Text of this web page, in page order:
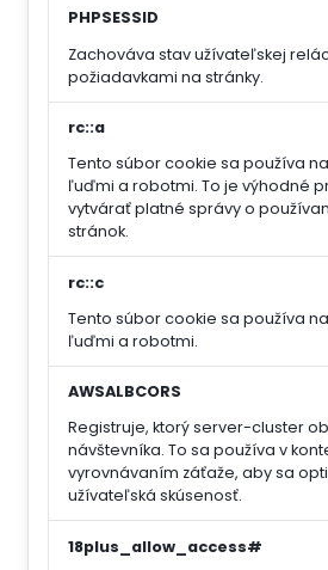
PHPSESSID
Zachováva stav užívateľskej
požiadavkami na stránky.
rc::a
Tento súbor cookie sa používa
ľuďmi a robotmi. To je výhodné
vytvárať platné správy o
stránok.
rc::c
Tento súbor cookie sa používa
ľuďmi a robotmi.
AWSALBCORS
Registruje, ktorý server-cluster
návštevníka. To sa používa v
vyrovnávaním záťaže, aby sa
užívateľská skúsenosť.
18plus_allow_access#